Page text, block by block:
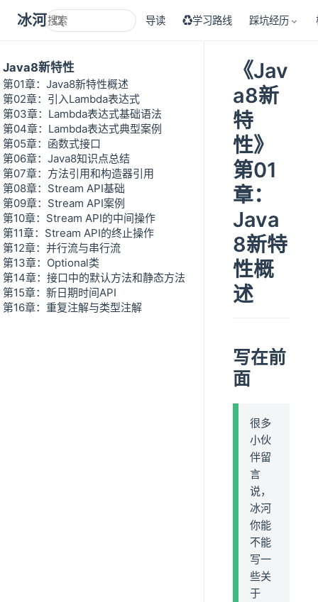
冰河技术 导读 ♻学习路线 踩坑经历
Java8新特性
第01章：Java8新特性概述
第02章：引入Lambda表达式
第03章：Lambda表达式基础语法
第04章：Lambda表达式典型案例
第05章：函数式接口
第06章：Java8知识点总结
第07章：方法引用和构造器引用
第08章：Stream API基础
第09章：Stream API案例
第10章：Stream API的中间操作
第11章：Stream API的终止操作
第12章：并行流与串行流
第13章：Optional类
第14章：接口中的默认方法和静态方法
第15章：新日期时间API
第16章：重复注解与类型注解
《Jav
a8新
特
性》
第01
章：
Java
8新特
性概
述
写在前
面
很多
小伙
伴留
言
说，
冰河
你能
不能
写一
些关
于